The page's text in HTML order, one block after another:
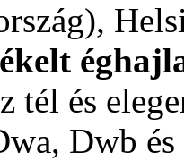
tél és
Dwb